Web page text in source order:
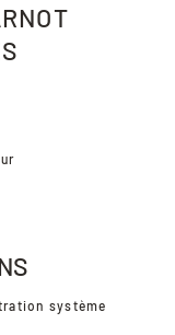
système